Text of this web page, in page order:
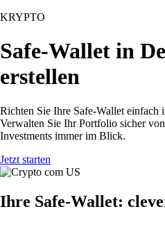
KRYPTO
Safe-Wallet in
erstellen
Richten Sie Ihre Safe-Wallet einfach
Verwalten Sie Ihr Portfolio sicher
Investments immer im Blick.
Jetzt starten
Ihre Safe-Wallet: